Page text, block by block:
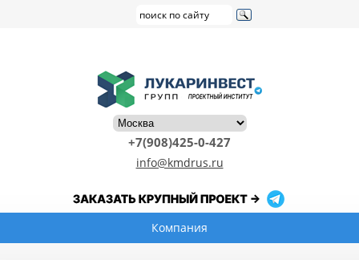
+7(908)425-0-427
info@kmdrus.ru
Компания